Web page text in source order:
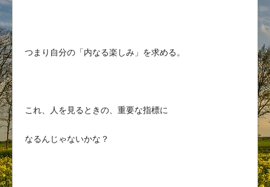
つまり自分の「内なる楽しみ」を求める。
これ、人を見るときの、重要な指標に
なるんじゃないかな？